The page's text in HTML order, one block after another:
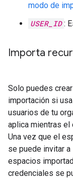
modo de
USER_ID :
Importa
Solo puedes
importación si
usuarios de tu
aplica mientras el
Una vez que el
se puede invitar
espacios
credenciales se